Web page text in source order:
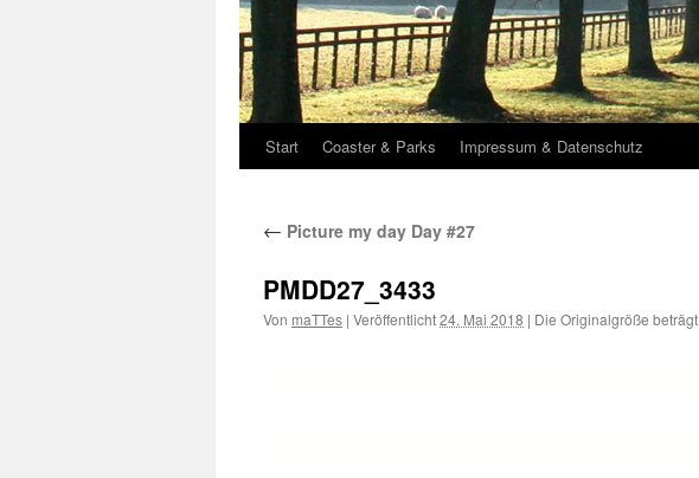
Start Coaster & Parks Impressum & Datenschutz
← Picture my day Day #27
PMDD27_3433
Von maTTes | Veröffentlicht24. Mai 2018 | Die Originalgröße beträgt